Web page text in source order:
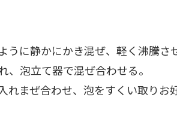
に静かにかき混ぜ、軽く沸騰さ
泡立て器で混ぜ合わせる。
まぜ合わせ、泡をすくい取りお